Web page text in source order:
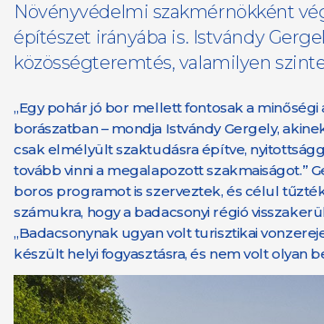
Növényvédelmi szakmérnökként
építészet irányába is. Istvándy
közösségteremtés, valamilyen
„Egy pohár jó bor mellett fontosak a
borászatban – mondja Istvándy Gergely,
csak elmélyült szaktudásra építve,
tovább vinni a megalapozott szakmaiságot.”
boros programot is szerveztek, és célul
számukra, hogy a badacsonyi régió
„Badacsonynak ugyan volt turisztikai
készült helyi fogyasztásra, és nem volt olyan